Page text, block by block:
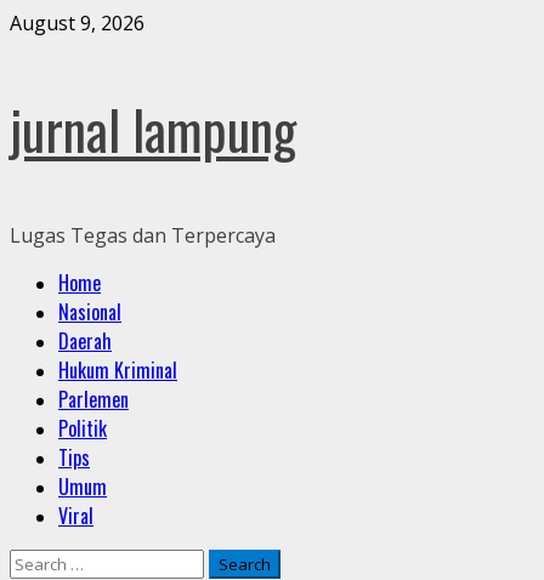
Skip
August 9, 2026
jurnal lampung
Lugas Tegas dan Terpercaya
Primary
Menu
Home
Nasional
Daerah
Hukum Kriminal
Parlemen
Politik
Tips
Umum
Viral
Search